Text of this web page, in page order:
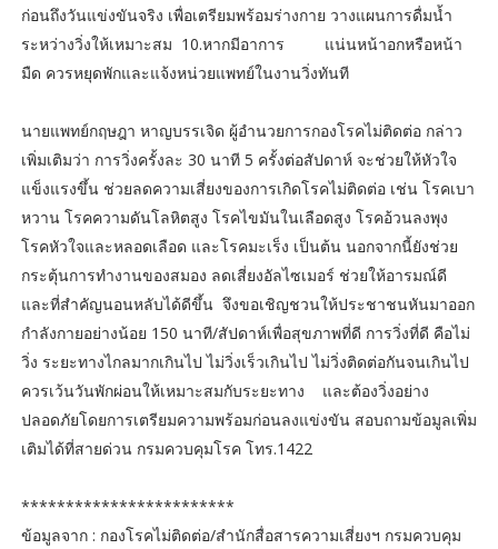
ก่อนถึงวันแข่งขันจริง เพื่อเตรียมพร้อมร่างกาย วางแผนการดื่มน้ำ
ระหว่างวิ่งให้เหมาะสม 10.หากมีอาการ แน่นหน้าอกหรือหน้า
มืด ควรหยุดพักและแจ้งหน่วยแพทย์ในงานวิ่งทันที
นายแพทย์กฤษฎา หาญบรรเจิด ผู้อำนวยการกองโรคไม่ติดต่อ กล่าว
เพิ่มเติมว่า การวิ่งครั้งละ 30 นาที 5 ครั้งต่อสัปดาห์ จะช่วยให้หัวใจ
แข็งแรงขึ้น ช่วยลดความเสี่ยงของการเกิดโรคไม่ติดต่อ เช่น โรคเบา
หวาน โรคความดันโลหิตสูง โรคไขมันในเลือดสูง โรคอ้วนลงพุง
โรคหัวใจและหลอดเลือด และโรคมะเร็ง เป็นต้น นอกจากนี้ยังช่วย
กระตุ้นการทำงานของสมอง ลดเสี่ยงอัลไซเมอร์ ช่วยให้อารมณ์ดี
และที่สำคัญนอนหลับได้ดีขึ้น จึงขอเชิญชวนให้ประชาชนหันมาออก
กำลังกายอย่างน้อย 150 นาที/สัปดาห์เพื่อสุขภาพที่ดี การวิ่งที่ดี คือไม่
วิ่ง ระยะทางไกลมากเกินไป ไม่วิ่งเร็วเกินไป ไม่วิ่งติดต่อกันจนเกินไป
ควรเว้นวันพักผ่อนให้เหมาะสมกับระยะทาง และต้องวิ่งอย่าง
ปลอดภัยโดยการเตรียมความพร้อมก่อนลงแข่งขัน สอบถามข้อมูลเพิ่ม
เติมได้ที่สายด่วน กรมควบคุมโรค โทร.1422
************************
ข้อมูลจาก : กองโรคไม่ติดต่อ/สำนักสื่อสารความเสี่ยงฯ กรมควบคุม